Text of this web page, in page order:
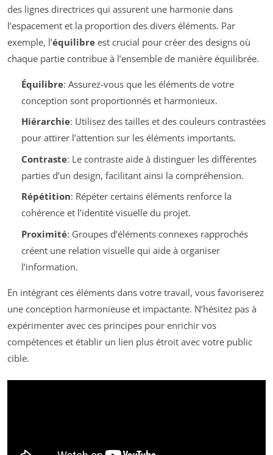
des lignes directrices qui assurent une harmonie dans
l’espacement et la proportion des divers éléments. Par
exemple, l’équilibre est crucial pour créer des designs où
chaque partie contribue à l’ensemble de manière équilibrée.
Équilibre: Assurez-vous que les éléments de votre
conception sont proportionnés et harmonieux.
Hiérarchie: Utilisez des tailles et des couleurs contrastées
pour attirer l’attention sur les éléments importants.
Contraste: Le contraste aide à distinguer les différentes
parties d’un design, facilitant ainsi la compréhension.
Répétition: Répéter certains éléments renforce la
cohérence et l’identité visuelle du projet.
Proximité: Groupes d’éléments connexes rapprochés
créent une relation visuelle qui aide à organiser
l’information.
En intégrant ces éléments dans votre travail, vous favoriserez
une conception harmonieuse et impactante. N’hésitez pas à
expérimenter avec ces principes pour enrichir vos
compétences et établir un lien plus étroit avec votre public
cible.